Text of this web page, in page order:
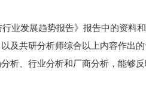
业发展趋势报告》报告中的资料
及共研分析师综合以上内容作出
析、行业分析和厂商分析，能够反